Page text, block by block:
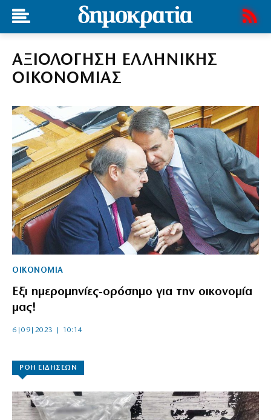
ΑΞΙΟΛΟΓΗΣΗ ΕΛΛΗΝΙΚΗΣ
ΟΙΚΟΝΟΜΙΑΣ
ΟΙΚΟΝΟΜΙΑ
Εξι ημερομηνίες-ορόσημο για την οικονομία
μας!
6|09|2023 | 10:14
ΡΟΗ ΕΙΔΗΣΕΩΝ